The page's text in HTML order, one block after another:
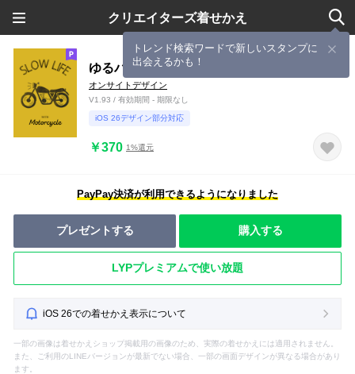
クリエイターズ着せかえ
トレンド検索ワードで新しいスタンプに
出会えるかも！
ゆるバイク［ Beige x Navy］
オンサイトデザイン
V1.93 / 有効期間 - 期限なし
iOS 26デザイン部分対応
￥370 1%還元
PayPay決済が利用できるようになりました
プレゼントする 購入する
LYPプレミアムで使い放題
iOS 26での着せかえ表示について
一部の画像は着せかえショップ掲載用の画像のため、実際の着せかえには適用されません。
また、ご利用のLINEバージョンが最新でない場合、一部の画面デザインが異なる場合があり
ます。